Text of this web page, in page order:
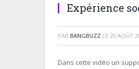
Expérience
PAR BANGBUZZ LE 20 AOÛT
Dans cette vidéo un